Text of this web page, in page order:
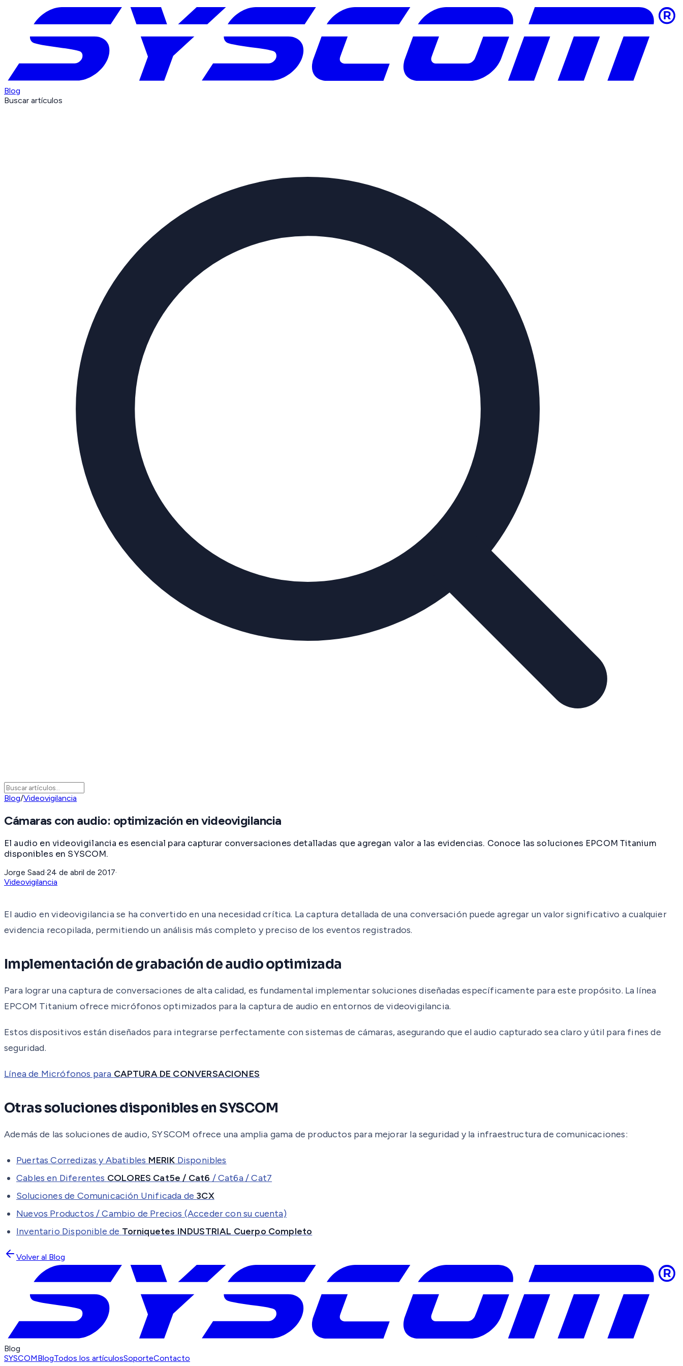
Blog
Buscar artículos
Blog/Videovigilancia
Cámaras con audio: optimización en videovigilancia
El audio en videovigilancia es esencial para capturar conversaciones detalladas que agregan valor a las evidencias. Conoce las soluciones EPCOM Titanium
disponibles en SYSCOM.
Jorge Saad·24 de abril de 2017·
Videovigilancia
El audio en videovigilancia se ha convertido en una necesidad crítica. La captura detallada de una conversación puede agregar un valor significativo a cualquier
evidencia recopilada, permitiendo un análisis más completo y preciso de los eventos registrados.
Implementación de grabación de audio optimizada
Para lograr una captura de conversaciones de alta calidad, es fundamental implementar soluciones diseñadas específicamente para este propósito. La línea
EPCOM Titanium ofrece micrófonos optimizados para la captura de audio en entornos de videovigilancia.
Estos dispositivos están diseñados para integrarse perfectamente con sistemas de cámaras, asegurando que el audio capturado sea claro y útil para fines de
seguridad.
Línea de Micrófonos para CAPTURA DE CONVERSACIONES
Otras soluciones disponibles en SYSCOM
Además de las soluciones de audio, SYSCOM ofrece una amplia gama de productos para mejorar la seguridad y la infraestructura de comunicaciones:
Puertas Corredizas y Abatibles MERIK Disponibles
Cables en Diferentes COLORES Cat5e / Cat6 / Cat6a / Cat7
Soluciones de Comunicación Unificada de 3CX
Nuevos Productos / Cambio de Precios (Acceder con su cuenta)
Inventario Disponible de Torniquetes INDUSTRIAL Cuerpo Completo
Volver al Blog
Blog
SYSCOMBlogTodos los artículosSoporteContacto